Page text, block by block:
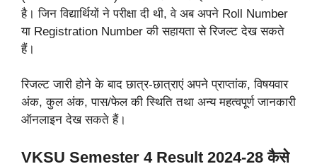
है। जिन विद्यार्थियों ने परीक्षा दी थी, वे अब अपने Roll Number
या Registration Number की सहायता से रिजल्ट देख सकते
हैं।
रिजल्ट जारी होने के बाद छात्र-छात्राएं अपने प्राप्तांक, विषयवार
अंक, कुल अंक, पास/फेल की स्थिति तथा अन्य महत्वपूर्ण जानकारी
ऑनलाइन देख सकते हैं।
VKSU Semester 4 Result 2024-28 कैसे